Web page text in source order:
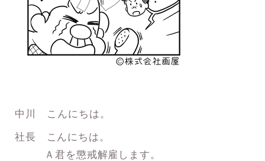
中川 こんにちは。
社長 こんにちは。
Ａ君を懲戒解雇します。